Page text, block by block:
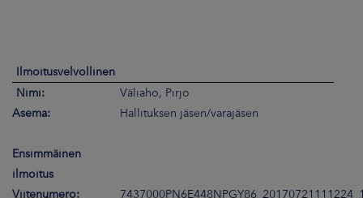
Ilmoitusvelvollinen
Nimi:
Väliaho, Pirjo
Asema:
Hallituksen jäsen/varajäsen
Ensimmäinen
ilmoitus
Viitenumero: